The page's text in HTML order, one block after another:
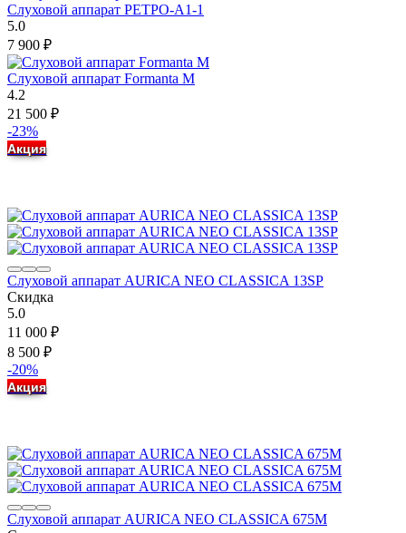
Слуховой аппарат РЕТРО-А1-1
5.0
7 900 ₽
Слуховой аппарат Formanta M
4.2
21 500 ₽
-23%
Акция
Слуховой аппарат AURICA NEO CLASSICA 13SP
Скидка
5.0
11 000 ₽
8 500 ₽
-20%
Акция
Слуховой аппарат AURICA NEO CLASSICA 675M